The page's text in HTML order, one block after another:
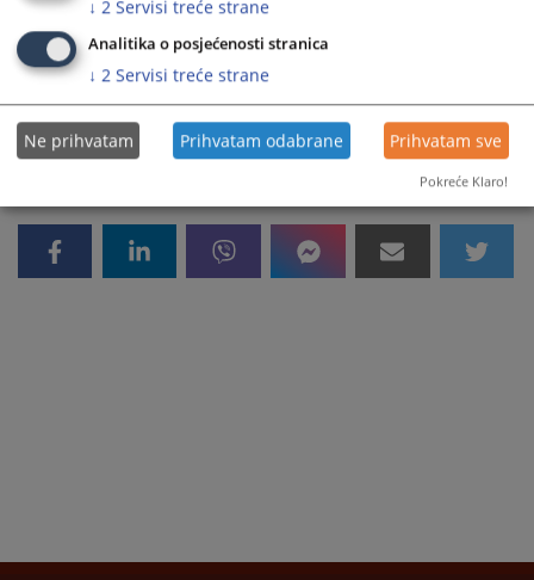
Prikazana vijest je na: Srpski jezik
693PREGLEDA
↓ 2 Servisi treće strane
Analitika o posjećenosti stranica
↓ 2 Servisi treće strane
Ne prihvatam Prihvatam odabrane Prihvatam sve
Pokreće Klaro!